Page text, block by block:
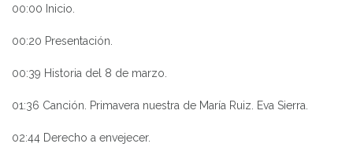
00:00 Inicio.
00:20 Presentación.
00:39 Historia del 8 de marzo.
01:36 Canción. Primavera nuestra de María Ruiz. Eva Sierra.
02:44 Derecho a envejecer.